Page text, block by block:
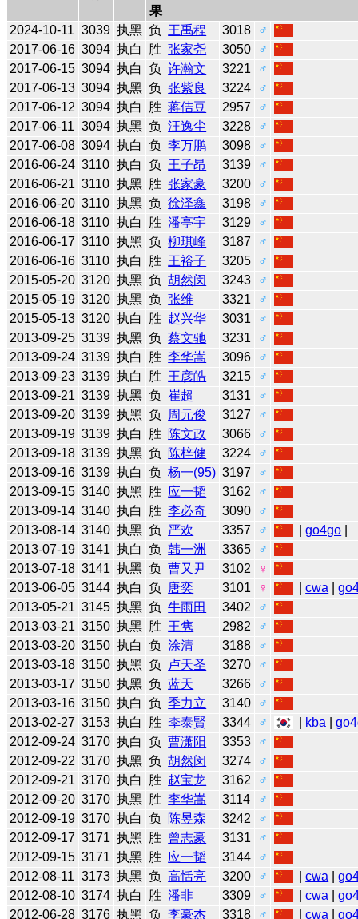
果
2024-10-11 3039 执黑 负 王禹程 3018
♂
2017-06-16 3094 执白 胜 张家尧 3050
♂
2017-06-15 3094 执白 负 许瀚文 3221
♂
2017-06-13 3094 执黑 负 张紫良 3224
♂
2017-06-12 3094 执白 胜 蒋佶豆 2957
♂
2017-06-11 3094 执黑 负 汪逸尘 3228
♂
2017-06-08 3094 执白 负 李万鹏 3098
♂
2016-06-24 3110 执白 负 王子昂 3139
♂
2016-06-21 3110 执黑 胜 张家豪 3200
♂
2016-06-20 3110 执黑 负 徐泽鑫 3198
♂
2016-06-18 3110 执白 胜 潘亭宇 3129
♂
2016-06-17 3110 执黑 负 柳琪峰 3187
♂
2016-06-16 3110 执白 胜 王裕子 3205
♂
2015-05-20 3120 执黑 负 胡然闵 3243
♂
2015-05-19 3120 执黑 负 张维 3321
♂
2015-05-13 3120 执白 胜 赵兴华 3031
♂
2013-09-25 3139 执黑 负 蔡文驰 3231
♂
2013-09-24 3139 执白 胜 李华嵩 3096
♂
2013-09-23 3139 执白 胜 王彦皓 3215
♂
2013-09-21 3139 执黑 负 崔超 3131
♂
2013-09-20 3139 执黑 负 周元俊 3127
♂
2013-09-19 3139 执白 胜 陈文政 3066
♂
2013-09-18 3139 执黑 负 陈梓健 3224
♂
2013-09-16 3139 执白 负 杨一(95) 3197
♂
2013-09-15 3140 执黑 胜 应一韬 3162
♂
2013-09-14 3140 执白 胜 李必奇 3090
♂
2013-08-14 3140 执黑 负 严欢 3357 ♂ |go4go
2013-07-19 3141 执白 负 韩一洲 3365
♂
2013-07-18 3141 执黑 负 曹又尹 3102
♀
2013-06-05 3144 执白 负 唐奕 3101 ♀ |cwa |
2013-05-21 3145 执黑 负 牛雨田 3402
♂
2013-03-21 3150 执黑 胜 王隽 2982
♂
2013-03-20 3150 执白 负 涂清 3188
♂
2013-03-18 3150 执黑 负 卢天圣 3270
♂
2013-03-17 3150 执黑 负 蓝天 3266
♂
2013-03-16 3150 执白 负 季力立 3140
♂
2013-02-27 3153 执白 胜 李泰賢 3344 ♂ kba |
2012-09-24 3170 执白 负 曹潇阳 3353
♂
2012-09-22 3170 执黑 负 胡然闵 3274
♂
2012-09-21 3170 执白 胜 赵宝龙 3162
♂
2012-09-20 3170 执黑 胜 李华嵩 3114
♂
2012-09-19 3170 执白 负 陈昱森 3242
♂
2012-09-17 3171 执黑 胜 曾志豪 3131
♂
2012-09-15 3171 执黑 胜 应一韬 3144
♂
2012-08-11 3173 执黑 负 高恬亮 3200 ♂ |cwa |
2012-08-10 3174 执白 胜 潘非 3309 ♂ |cwa |
2012-06-28 3176 执黑 负 李豪杰 3318 ♂ |cwa |